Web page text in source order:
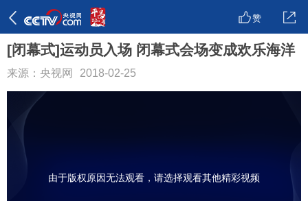
赞
[闭幕式]运动员入场 闭幕式会场变成欢乐海洋
来源：央视网 2018-02-25
由于版权原因无法观看，请选择观看其他精彩视频